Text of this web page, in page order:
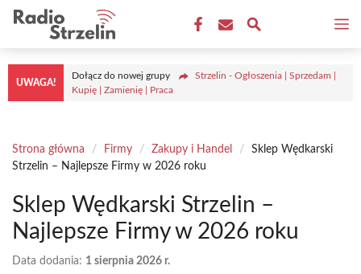
Przejdź
treści
UWAGA!
Dołącz do nowej grupy
Strzelin - Ogłoszenia | Sprzedam |
Kupię | Zamienię | Praca
Strona główna / Firmy / Zakupy i Handel /
Sklep Wędkarski
Strzelin – Najlepsze Firmy w 2026 roku
Sklep Wędkarski Strzelin –
Najlepsze Firmy w 2026 roku
Data dodania: 1 sierpnia 2026 r.